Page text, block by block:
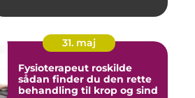
31. maj
Fysioterapeut roskilde
sådan finder du den rette
behandling til krop og sind